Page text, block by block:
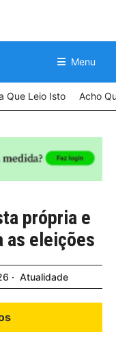
Menu
Que Leio Isto Acho
própria e
as eleições
Atualidade